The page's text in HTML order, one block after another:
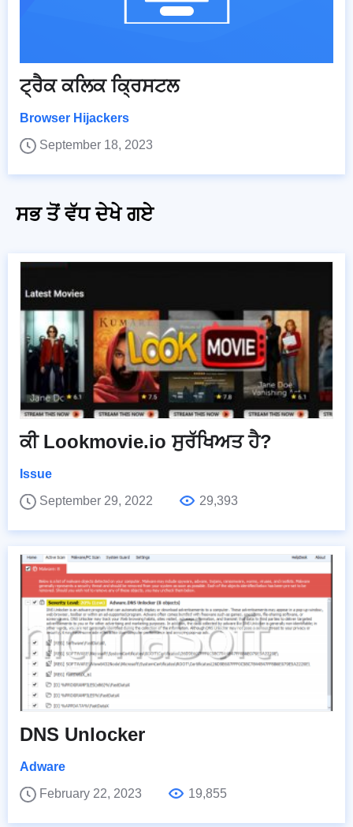
ਟ੍ਰੈਕ ਕਲਿਕ ਕ੍ਰਿਸਟਲ
Browser Hijackers
September 18, 2023
ਸਭ ਤੋਂ ਵੱਧ ਦੇਖੇ ਗਏ
ਕੀ Lookmovie.io ਸੁਰੱਖਿਅਤ ਹੈ?
Issue
September 29, 2022
29,393
DNS Unlocker
Adware
February 22, 2023
19,855